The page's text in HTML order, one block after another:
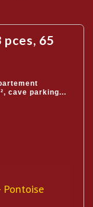
cave parking...
Pontoise